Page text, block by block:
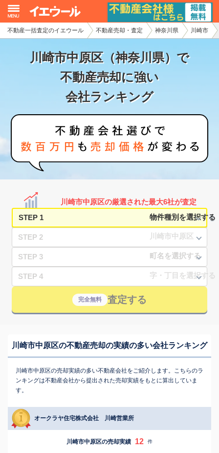
不動産一括査定のイエウール 不動産売却・査定 神奈川県 川崎市
川崎市中原区（神奈川県）で
不動産売却に強い
会社ランキング
川崎市中原区の厳選された最大6社が査定
STEP 1
STEP 2
STEP 3
STEP 4
完全無料 査定する
川崎市中原区の不動産売却の実績の多い会社ランキング
川崎市中原区の売却実績の多い不動産会社をご紹介します。こちらのラ
ンキングは不動産会社から提出された売却実績をもとに算出していま
す。
オークラヤ住宅株式会社 川崎営業所
川崎市中原区の売却実績 12 件
イエウール加盟希望の不動産会社様
初めての方へ
不動産売却の流れ
家査定シミュレーター
お問い合わせ